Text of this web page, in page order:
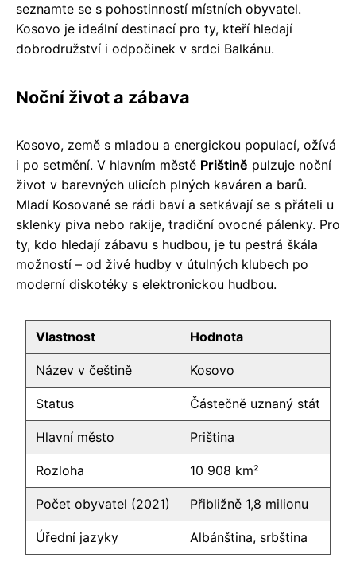
seznamte se s pohostinností místních obyvatel.
Kosovo je ideální destinací pro ty, kteří hledají
dobrodružství i odpočinek v srdci Balkánu.
Noční život a zábava
Kosovo, země s mladou a energickou populací, ožívá
i po setmění. V hlavním městě Prištině pulzuje noční
život v barevných ulicích plných kaváren a barů.
Mladí Kosované se rádi baví a setkávají se s přáteli u
sklenky piva nebo rakije, tradiční ovocné pálenky. Pro
ty, kdo hledají zábavu s hudbou, je tu pestrá škála
možností – od živé hudby v útulných klubech po
moderní diskotéky s elektronickou hudbou.
Vlastnost Hodnota
Název v češtině Kosovo
Status Částečně uznaný stát
Hlavní město Priština
Rozloha 10 908 km²
Počet obyvatel (2021) Přibližně 1,8 milionu
Úřední jazyky Albánština, srbština